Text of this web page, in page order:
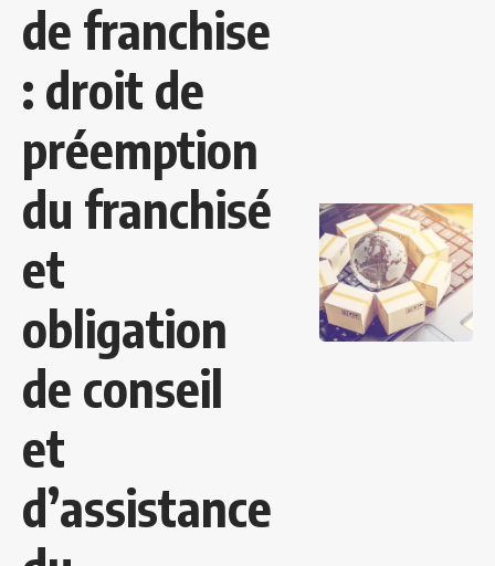
de franchise
: droit de
préemption
du franchisé
et
obligation
de conseil
et
d’assistance